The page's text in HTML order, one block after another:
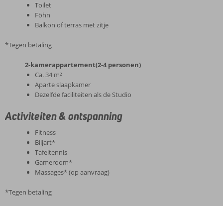
Toilet
Föhn
Balkon of terras met zitje
*Tegen betaling
2-kamerappartement(2-4 personen)
Ca. 34 m²
Aparte slaapkamer
Dezelfde faciliteiten als de Studio
Activiteiten & ontspanning
Fitness
Biljart*
Tafeltennis
Gameroom*
Massages* (op aanvraag)
*Tegen betaling